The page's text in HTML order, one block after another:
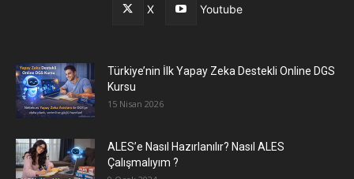
X Youtube
Türkiye’nin İlk Yapay Zeka Destekli Online DGS
Kursu
15 Nisan 2026
ALES’e Nasıl Hazırlanılır? Nasıl ALES
Çalışmalıyım ?